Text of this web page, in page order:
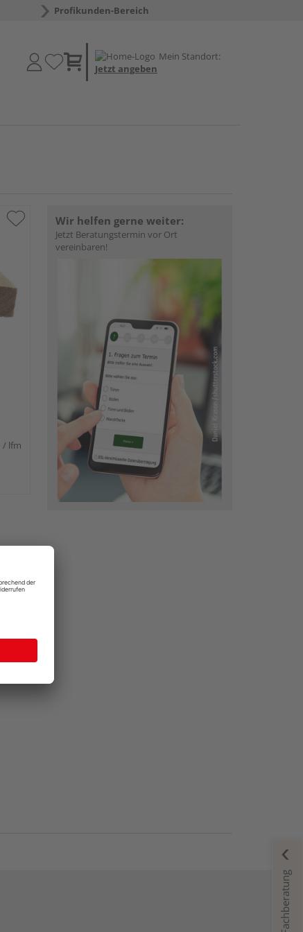
Profikunden-Bereich
Mein Standort:
Jetzt angeben
/ lfm
Wir helfen gerne weiter:
Jetzt Beratungstermin vor Ort
vereinbaren!
Fachberatung